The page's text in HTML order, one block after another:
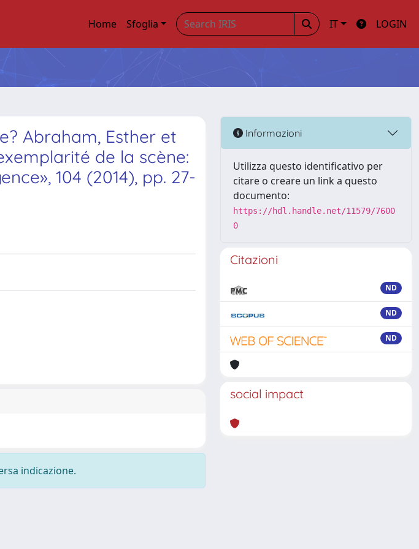
Home Sfoglia IT LOGIN
Abraham, Esther et
de la scène:
104 (2014), pp. 27-
indicazione.
Informazioni
Utilizza questo identificativo per
citare o creare un link a questo
documento:
https://hdl.handle.net/11579/7600
0
Citazioni
ND
ND
ND
social impact